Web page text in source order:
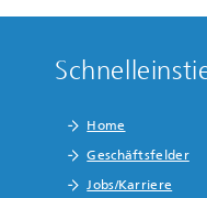
Home
Geschäftsfelder
Jobs/Karriere